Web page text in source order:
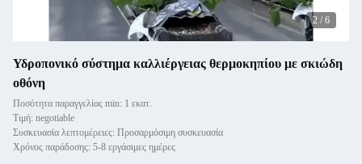
2 / 6
Υδροπονικό σύστημα καλλιέργειας θερμοκηπίου με σκιώδη
οθόνη
Ποσότητα παραγγελίας min: 1 εκατ.
Τιμή: negotiable
Συσκευασία λεπτομέρειες: Προσαρμόσιμη συσκευασία
Χρόνος παράδοσης: 5-8 εργάσιμες ημέρες